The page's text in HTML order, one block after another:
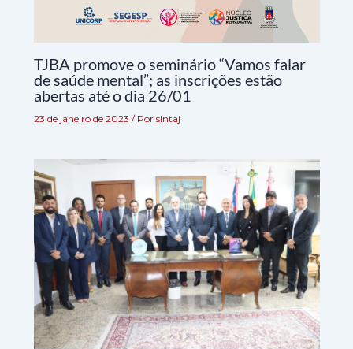
TJBA promove o seminário “Vamos falar
de saúde mental”; as inscrições estão
abertas até o dia 26/01
23 de janeiro de 2023 / Por sintaj